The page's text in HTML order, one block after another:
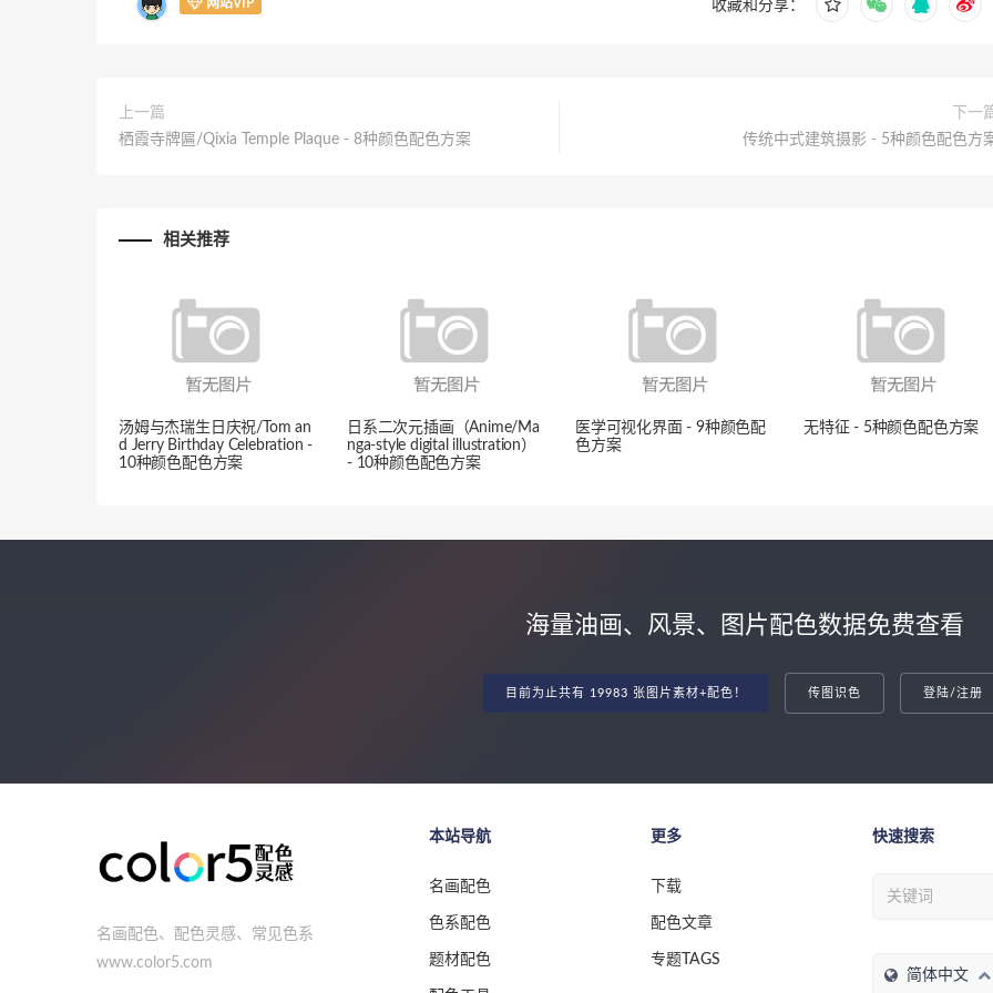
网站VIP 收藏和分享：
上一篇
栖霞寺牌匾/Qixia Temple Plaque - 8种颜色配色方案
下一
传统中式建筑摄影 - 5种颜色配色方
相关推荐
汤姆与杰瑞生日庆祝/Tom an
d Jerry Birthday Celebration -
10种颜色配色方案
日系二次元插画（Anime/Ma
nga-style digital illustration）
- 10种颜色配色方案
医学可视化界面 - 9种颜色配
色方案
无特征 - 5种颜色配色方案
海量油画、风景、图片配色数据免费查看
目前为止共有 19983 张图片素材+配色！ 传图识色 登陆/注册
名画配色、配色灵感、常见色系
www.color5.com
本站导航
名画配色
色系配色
题材配色
更多
下载
配色文章
专题TAGS
快速搜索
简体中文